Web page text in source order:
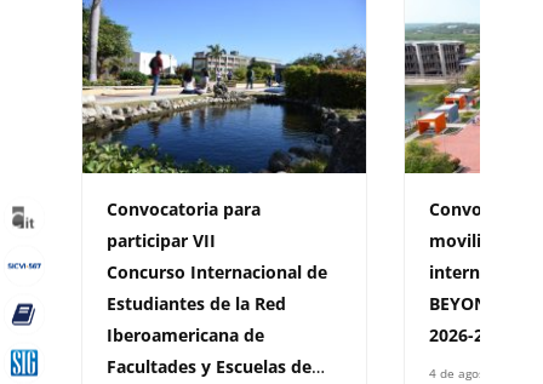
Convocatoria para
participar VII
Concurso Internacional de
Estudiantes de la Red
Iberoamericana de
Facultades y Escuelas de
movilidad
internacional
BEYOND
2026-2
4 de agosto de